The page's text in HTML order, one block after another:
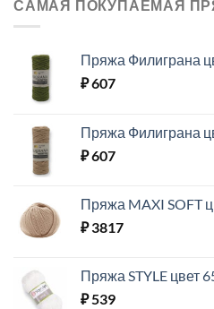
САМАЯ ПОКУПАЕМАЯ
Пряжа Филиграна
₽607
Пряжа Филиграна
₽607
Пряжа MAXI SOFT
₽3817
Пряжа STYLE цвет
₽539